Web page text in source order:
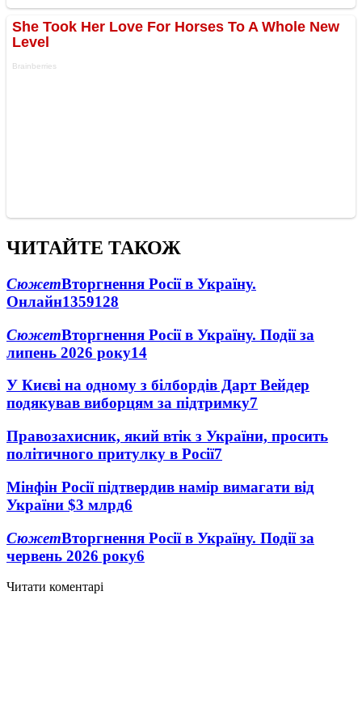
ЧИТАЙТЕ ТАКОЖ
СюжетВторгнення Росії в Україну.
Онлайн1359128
СюжетВторгнення Росії в Україну. Події за
липень 2026 року14
У Києві на одному з білбордів Дарт Вейдер
подякував виборцям за підтримку7
Правозахисник, який втік з України, просить
політичного притулку в Росії7
Мінфін Росії підтвердив намір вимагати від
України $3 млрд6
СюжетВторгнення Росії в Україну. Події за
червень 2026 року6
Читати коментарі